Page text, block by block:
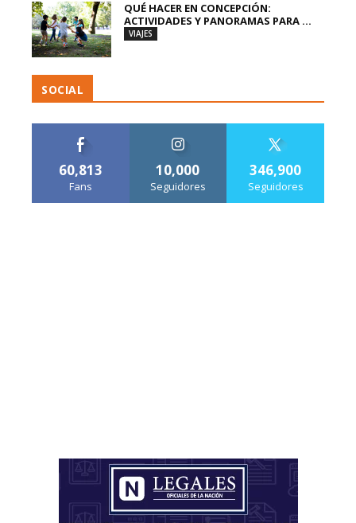
QUÉ HACER EN CONCEPCIÓN:
ACTIVIDADES Y PANORAMAS PARA ...
VIAJES
SOCIAL
60,813
Fans
10,000
Seguidores
346,900
Seguidores